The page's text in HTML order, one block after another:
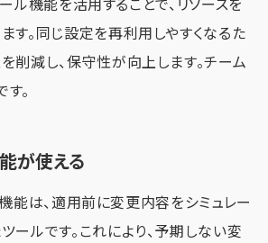
ル機能を活用することで、リソースを
す。同じ設定を再利用しやすくなるた
削減し、保守性が向上します。チーム
。
が使える
能は、適用前に変更内容をシミュレー
ールです。これにより、予期しない変